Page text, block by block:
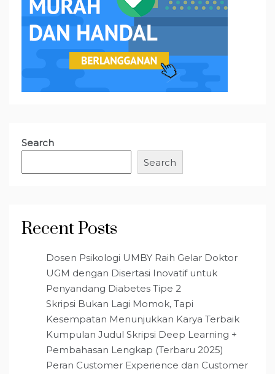
Search
Search
Recent Posts
Dosen Psikologi UMBY Raih Gelar Doktor
UGM dengan Disertasi Inovatif untuk
Penyandang Diabetes Tipe 2
Skripsi Bukan Lagi Momok, Tapi
Kesempatan Menunjukkan Karya Terbaik
Kumpulan Judul Skripsi Deep Learning +
Pembahasan Lengkap (Terbaru 2025)
Peran Customer Experience dan Customer